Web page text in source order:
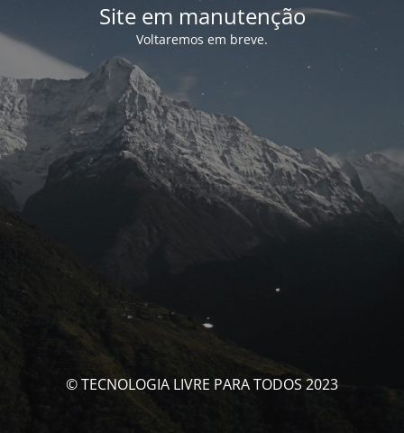
Site em manutenção
Voltaremos em breve.
© TECNOLOGIA LIVRE PARA TODOS 2023